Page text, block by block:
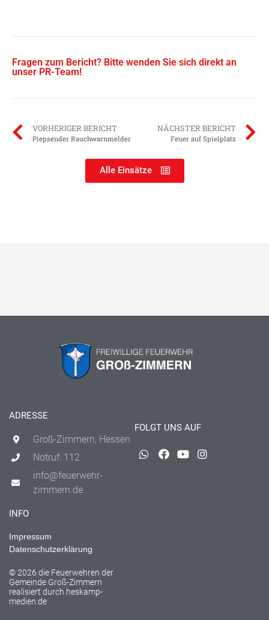
Fragen zum Bericht? Bitte wenden Sie sich direkt an
unser PR-Team!
VORHERIGER BERICHT
Piepsender Rauchwarnmelder
NÄCHSTER BERICHT
Feuer auf Spielplatz
Alle Einsätze
ADRESSE
Groß-Zimmern, Hessen
Notruf: 112
info@feuerwehr-
zimmern.de
FOLGT UNS AUF
INFO
Impressum
Datenschutzerklärung
© 2026 die Feuerwehren der
Gemeinde Groß-Zimmern
realisiert durch heskamp-
medien.de